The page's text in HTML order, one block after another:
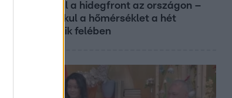
Átvonul a hidegfront az országon –
így alakul a hőmérséklet a hét
második felében